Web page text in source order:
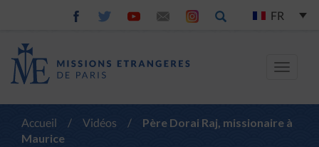
FR
Toggle
Accueil / Vidéos /
Père Dorai Raj, missionaire à
Maurice